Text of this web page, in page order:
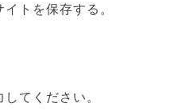
トを保存する。
てください。